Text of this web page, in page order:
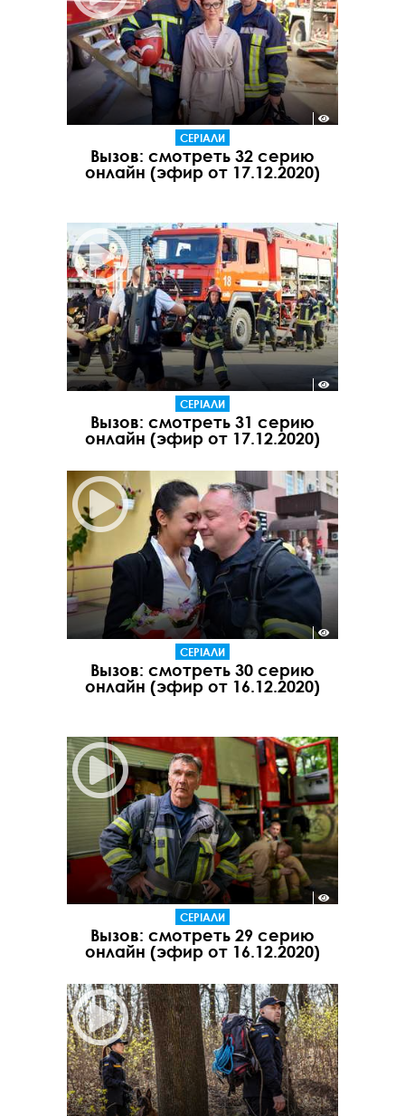
СЕРІАЛИ
Вызов: смотреть 32 серию
онлайн (эфир от 17.12.2020)
СЕРІАЛИ
Вызов: смотреть 31 серию
онлайн (эфир от 17.12.2020)
СЕРІАЛИ
Вызов: смотреть 30 серию
онлайн (эфир от 16.12.2020)
СЕРІАЛИ
Вызов: смотреть 29 серию
онлайн (эфир от 16.12.2020)